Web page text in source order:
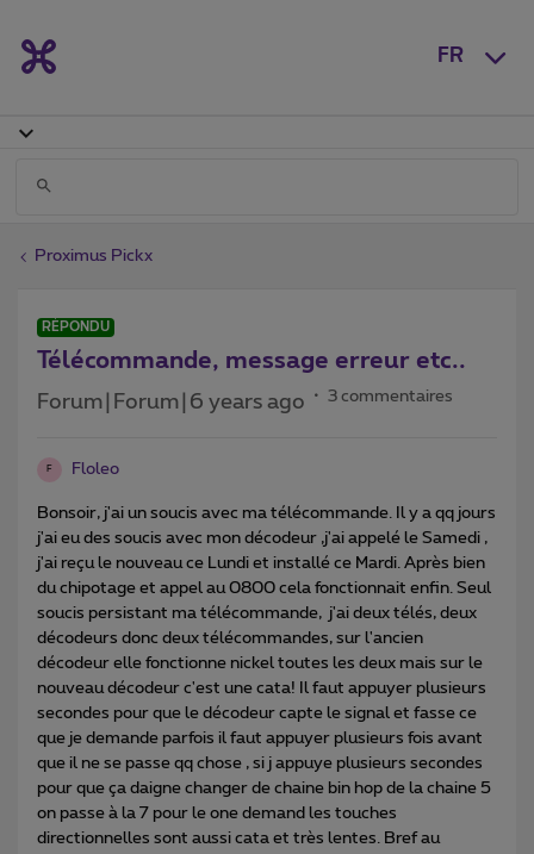
FR
Proximus Pickx
RÉPONDU
Télécommande, message erreur etc..
Forum|Forum|6 years ago 3 commentaires
F Floleo
Bonsoir, j'ai un soucis avec ma télécommande. Il y a qq jours
j'ai eu des soucis avec mon décodeur ,j'ai appelé le Samedi ,
j'ai reçu le nouveau ce Lundi et installé ce Mardi. Après bien
du chipotage et appel au 0800 cela fonctionnait enfin. Seul
soucis persistant ma télécommande, j'ai deux télés, deux
décodeurs donc deux télécommandes, sur l'ancien
décodeur elle fonctionne nickel toutes les deux mais sur le
nouveau décodeur c'est une cata! Il faut appuyer plusieurs
secondes pour que le décodeur capte le signal et fasse ce
que je demande parfois il faut appuyer plusieurs fois avant
que il ne se passe qq chose , si j appuye plusieurs secondes
pour que ça daigne changer de chaine bin hop de la chaine 5
on passe à la 7 pour le one demand les touches
directionnelles sont aussi cata et très lentes. Bref au